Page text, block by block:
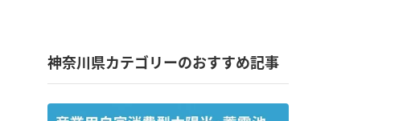
神奈川県カテゴリーのおすすめ記事